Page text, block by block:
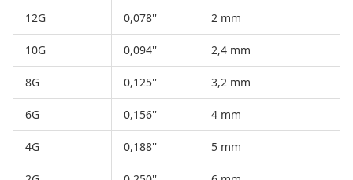
12G 0,078'' 2 mm
10G 0,094'' 2,4 mm
8G 0,125'' 3,2 mm
6G 0,156'' 4 mm
4G 0,188'' 5 mm